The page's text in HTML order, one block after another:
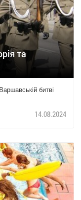
та
битві
14.08.2024